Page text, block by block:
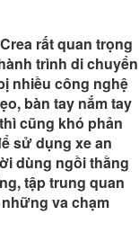
rất quan trọng
trình di chuyển
nhiều công nghệ
bàn tay nắm tay
cũng khó phản
sử dụng xe an
dùng ngồi thằng
tập trung quan
va chạm